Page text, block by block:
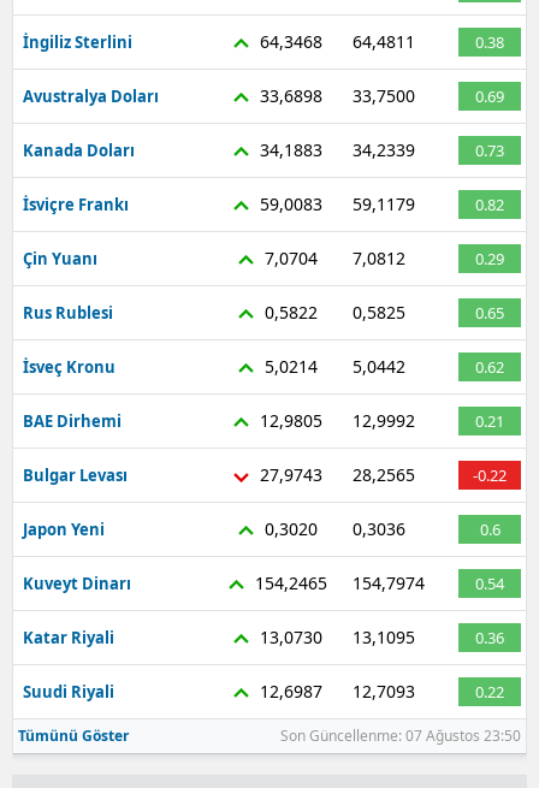
İngiliz Sterlini 64,3468 64,4811 0.38
Avustralya Doları 33,6898 33,7500 0.69
Kanada Doları 34,1883 34,2339 0.73
İsviçre Frankı 59,0083 59,1179 0.82
Çin Yuanı 7,0704 7,0812 0.29
Rus Rublesi 0,5822 0,5825 0.65
İsveç Kronu 5,0214 5,0442 0.62
BAE Dirhemi 12,9805 12,9992 0.21
Bulgar Levası 27,9743 28,2565 -0.22
Japon Yeni 0,3020 0,3036 0.6
Kuveyt Dinarı 154,2465 154,7974 0.54
Katar Riyali 13,0730 13,1095 0.36
Suudi Riyali 12,6987 12,7093 0.22
Tümünü Göster Son Güncellenme: 07 Ağustos 23:50